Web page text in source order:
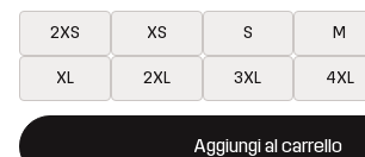
2XS XS S M
XL 2XL 3XL 4XL
Aggiungi al carrello
Questo tasto aprirà una finestra modale
{{size}} non disponibile